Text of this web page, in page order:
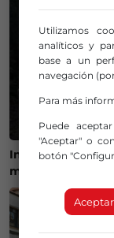
Inician las obras
miradores en la
Utilizamos
analíticos y
base a un
navegación
Para más
Puede
"Aceptar" o
botón
Aceptar